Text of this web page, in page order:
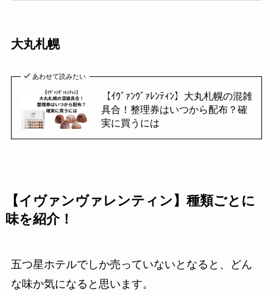
大丸札幌
あわせて読みたい
【ｲｳﾞｧﾝｳﾞｧﾚﾝﾃｨﾝ】大丸札幌の混雑
具合！整理券はいつから配布？確
実に買うには
【イヴァンヴァレンティン】種類ごとに
味を紹介！
五つ星ホテルでしか売っていないとなると、どん
な味か気になると思います。